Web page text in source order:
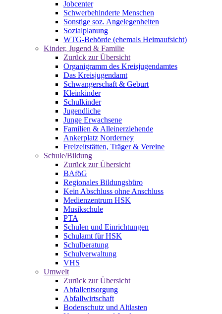
Jobcenter
Schwerbehinderte Menschen
Sonstige soz. Angelegenheiten
Sozialplanung
WTG-Behörde (ehemals Heimaufsicht)
Kinder, Jugend & Familie
Zurück zur Übersicht
Organigramm des Kreisjugendamtes
Das Kreisjugendamt
Schwangerschaft & Geburt
Kleinkinder
Schulkinder
Jugendliche
Junge Erwachsene
Familien & Alleinerziehende
Ankerplatz Norderney
Freizeitstätten, Träger & Vereine
Schule/Bildung
Zurück zur Übersicht
BAföG
Regionales Bildungsbüro
Kein Abschluss ohne Anschluss
Medienzentrum HSK
Musikschule
PTA
Schulen und Einrichtungen
Schulamt für HSK
Schulberatung
Schulverwaltung
VHS
Umwelt
Zurück zur Übersicht
Abfallentsorgung
Abfallwirtschaft
Bodenschutz und Altlasten